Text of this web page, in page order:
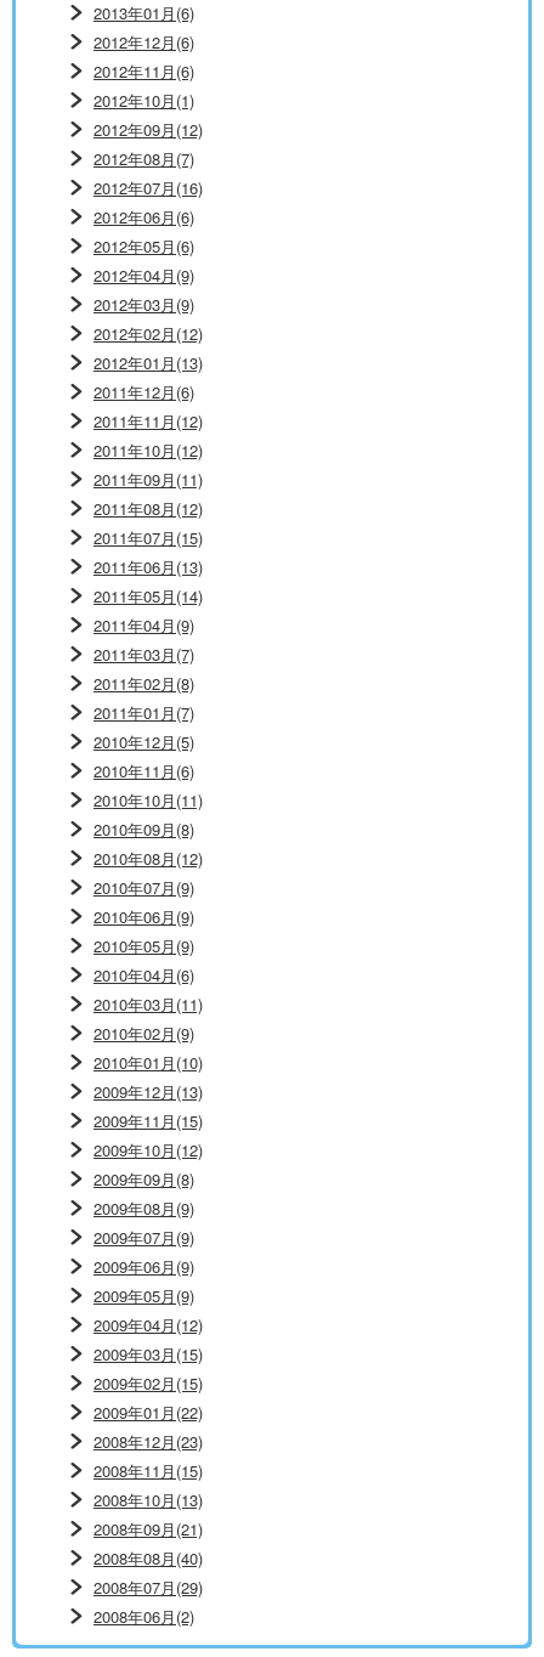
2013年01月(6)
2012年12月(6)
2012年11月(6)
2012年10月(1)
2012年09月(12)
2012年08月(7)
2012年07月(16)
2012年06月(6)
2012年05月(6)
2012年04月(9)
2012年03月(9)
2012年02月(12)
2012年01月(13)
2011年12月(6)
2011年11月(12)
2011年10月(12)
2011年09月(11)
2011年08月(12)
2011年07月(15)
2011年06月(13)
2011年05月(14)
2011年04月(9)
2011年03月(7)
2011年02月(8)
2011年01月(7)
2010年12月(5)
2010年11月(6)
2010年10月(11)
2010年09月(8)
2010年08月(12)
2010年07月(9)
2010年06月(9)
2010年05月(9)
2010年04月(6)
2010年03月(11)
2010年02月(9)
2010年01月(10)
2009年12月(13)
2009年11月(15)
2009年10月(12)
2009年09月(8)
2009年08月(9)
2009年07月(9)
2009年06月(9)
2009年05月(9)
2009年04月(12)
2009年03月(15)
2009年02月(15)
2009年01月(22)
2008年12月(23)
2008年11月(15)
2008年10月(13)
2008年09月(21)
2008年08月(40)
2008年07月(29)
2008年06月(2)